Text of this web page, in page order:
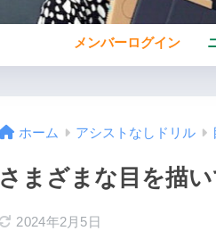
メンバーログイン
ホーム アシストなしドリル
さまざまな目を描い
2024年2月5日